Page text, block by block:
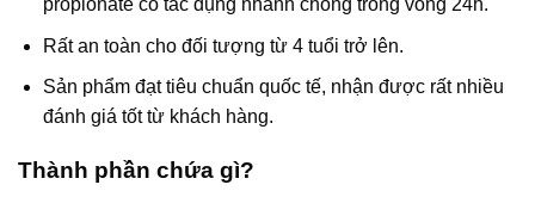
propionate có tác dụng nhanh chóng trong vòng 24h.
Rất an toàn cho đối tượng từ 4 tuổi trở lên.
Sản phẩm đạt tiêu chuẩn quốc tế, nhận được rất nhiều
đánh giá tốt từ khách hàng.
Thành phần chứa gì?